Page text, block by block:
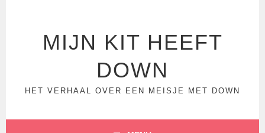
MIJN KIT HEEFT
DOWN
HET VERHAAL OVER EEN MEISJE MET DOWN